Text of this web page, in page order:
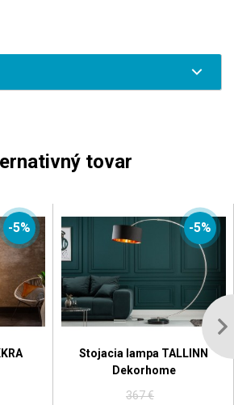
tovar
-5% -5%
Stojacia lampa TALLINN
Dekorhome
367 €